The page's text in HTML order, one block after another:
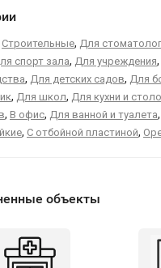
Строительные, Для
спорт зала, Для учреждения,
, Для детских садов, Для
, Для школ, Для кухни и
, В офис, Для ванной и туалета,
, С отбойной пластиной,
объекты